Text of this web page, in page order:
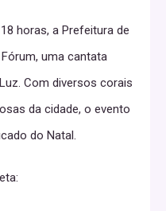
horas, a Prefeitura de
uma cantata
Com diversos corais
da cidade, o evento
do Natal.